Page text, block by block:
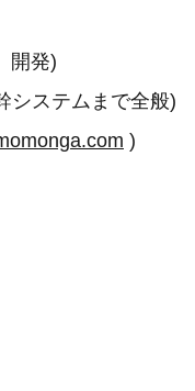
開発)
システムまで全般)
)